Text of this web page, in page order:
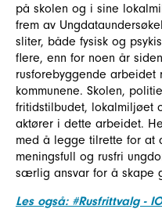
på skolen og i sine
frem av
sliter, både fysisk og
flere, enn for noen år
rusforebyggende arbeidet
kommunene. Skolen,
fritidstilbudet, lokalmiljøet
aktører i dette arbeidet.
med å legge tilrette for at
meningsfull og rusfri
særlig ansvar for å skape
Les også: #Rusfrittvalg -